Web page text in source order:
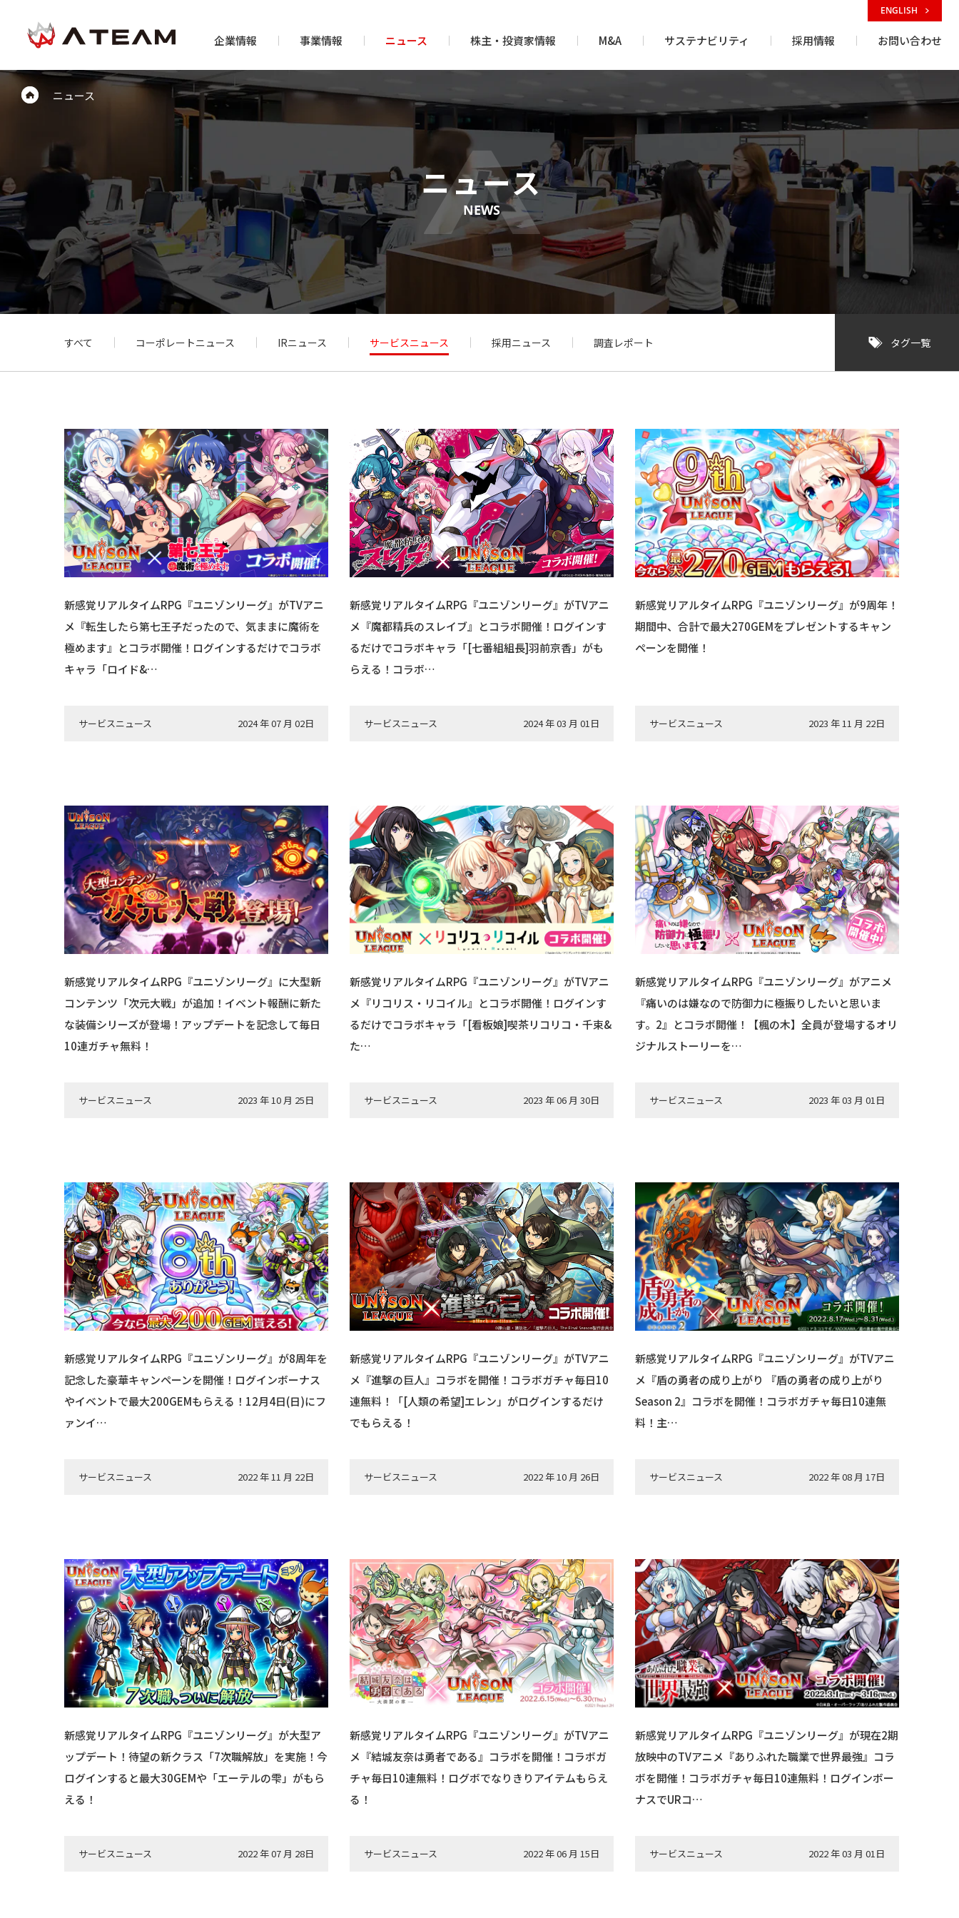
企業情報 事業情報 ニュース 株主・投資家情報 M&A サステナビリティ 採用情報 お問い合わせ
ENGLISH
ニュース
ニュース
NEWS
すべて コーポレートニュース IRニュース サービスニュース 採用ニュース 調査レポート タグ一覧
新感覚リアルタイムRPG『ユニゾンリーグ』がTVアニ
メ『転生したら第七王子だったので、気ままに魔術を
極めます』とコラボ開催！ログインするだけでコラボ
キャラ「ロイド&…
サービスニュース 2024 年 07 月 02日
新感覚リアルタイムRPG『ユニゾンリーグ』がTVアニ
メ『魔都精兵のスレイブ』とコラボ開催！ログインす
るだけでコラボキャラ「[七番組組長]羽前京香」がも
らえる！コラボ…
サービスニュース 2024 年 03 月 01日
新感覚リアルタイムRPG『ユニゾンリーグ』が9周年！
期間中、合計で最大270GEMをプレゼントするキャン
ペーンを開催！
サービスニュース 2023 年 11 月 22日
新感覚リアルタイムRPG『ユニゾンリーグ』に大型新
コンテンツ「次元大戦」が追加！イベント報酬に新た
な装備シリーズが登場！アップデートを記念して毎日
10連ガチャ無料！
サービスニュース 2023 年 10 月 25日
新感覚リアルタイムRPG『ユニゾンリーグ』がTVアニ
メ『リコリス・リコイル』とコラボ開催！ログインす
るだけでコラボキャラ「[看板娘]喫茶リコリコ・千束&
た…
サービスニュース 2023 年 06 月 30日
新感覚リアルタイムRPG『ユニゾンリーグ』がアニメ
『痛いのは嫌なので防御力に極振りしたいと思いま
す。2』とコラボ開催！【楓の木】全員が登場するオリ
ジナルストーリーを…
サービスニュース 2023 年 03 月 01日
新感覚リアルタイムRPG『ユニゾンリーグ』が8周年を
記念した豪華キャンペーンを開催！ログインボーナス
やイベントで最大200GEMもらえる！12月4日(日)にフ
ァンイ…
サービスニュース 2022 年 11 月 22日
新感覚リアルタイムRPG『ユニゾンリーグ』がTVアニ
メ『進撃の巨人』コラボを開催！コラボガチャ毎日10
連無料！「[人類の希望]エレン」がログインするだけ
でもらえる！
サービスニュース 2022 年 10 月 26日
新感覚リアルタイムRPG『ユニゾンリーグ』がTVアニ
メ『盾の勇者の成り上がり 『盾の勇者の成り上がり
Season 2』コラボを開催！コラボガチャ毎日10連無
料！主…
サービスニュース 2022 年 08 月 17日
新感覚リアルタイムRPG『ユニゾンリーグ』が大型ア
ップデート！待望の新クラス「7次職解放」を実施！今
ログインすると最大30GEMや「エーテルの雫」がもら
える！
サービスニュース 2022 年 07 月 28日
新感覚リアルタイムRPG『ユニゾンリーグ』がTVアニ
メ『結城友奈は勇者である』コラボを開催！コラボガ
チャ毎日10連無料！ログボでなりきりアイテムもらえ
る！
サービスニュース 2022 年 06 月 15日
新感覚リアルタイムRPG『ユニゾンリーグ』が現在2期
放映中のTVアニメ『ありふれた職業で世界最強』コラ
ボを開催！コラボガチャ毎日10連無料！ログインボー
ナスでURコ…
サービスニュース 2022 年 03 月 01日